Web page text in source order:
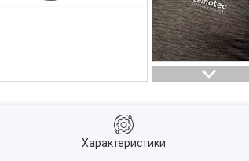
Характеристики